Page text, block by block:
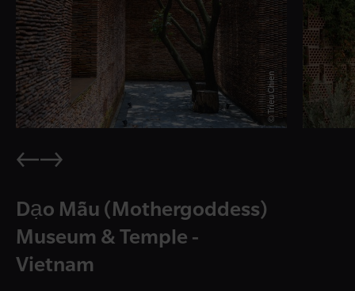
© Trieu Chien
Dạo Mẫu (Mothergoddess)
Museum & Temple -
Vietnam